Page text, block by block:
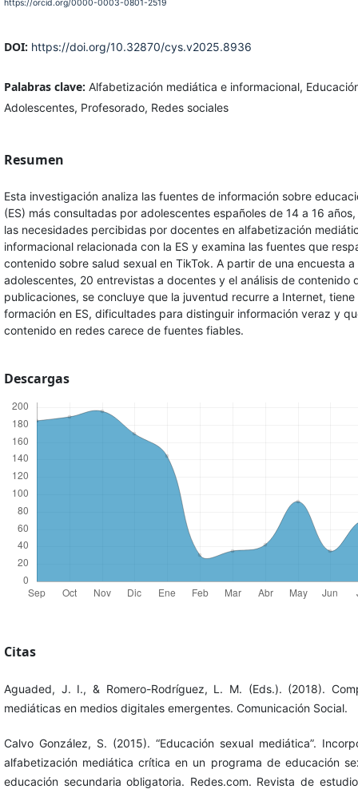
https://orcid.org/0000-0003-0801-2519
DOI: https://doi.org/10.32870/cys.v2025.8936
Palabras clave: Alfabetización mediática e informacional,
Adolescentes, Profesorado, Redes sociales
Resumen
Esta investigación analiza las fuentes de información sobre
(ES) más consultadas por adolescentes españoles de 14 a 16
las necesidades percibidas por docentes en alfabetización
informacional relacionada con la ES y examina las fuentes que
contenido sobre salud sexual en TikTok. A partir de una encuesta
adolescentes, 20 entrevistas a docentes y el análisis de contenido
publicaciones, se concluye que la juventud recurre a Internet, tiene
formación en ES, dificultades para distinguir información veraz y
contenido en redes carece de fuentes fiables.
Descargas
Citas
Aguaded, J. I., & Romero-Rodríguez, L. M. (Eds.). (2018).
mediáticas en medios digitales emergentes. Comunicación Social.
Calvo González, S. (2015). “Educación sexual mediática”.
alfabetización mediática crítica en un programa de educación
educación secundaria obligatoria. Redes.com. Revista de